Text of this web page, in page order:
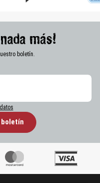
más!
boletín.